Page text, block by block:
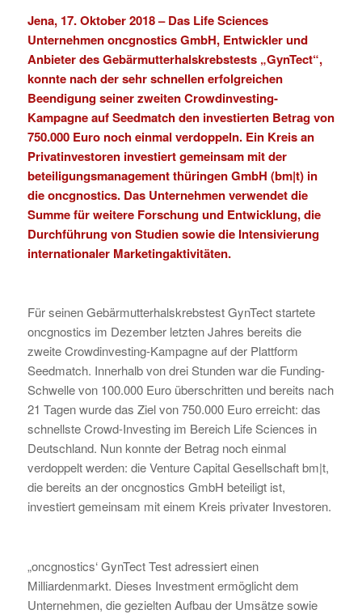
Jena, 17. Oktober 2018 –Das Life Sciences
Unternehmenoncgnostics GmbH, Entwickler und
Anbieter des Gebärmutterhalskrebstests „GynTect“,
konnte nach der sehr schnellen erfolgreichen
Beendigung seiner zweiten Crowdinvesting-
Kampagne aufSeedmatchden investierten Betrag von
750.000 Euro noch einmal verdoppeln. Ein Kreis an
Privatinvestoren investiert gemeinsam mit der
beteiligungsmanagement thüringen GmbH (bm|t)in
die oncgnostics. Das Unternehmen verwendet die
Summe für weitere Forschung und Entwicklung, die
Durchführung von Studien sowie die Intensivierung
internationaler Marketingaktivitäten.
Für seinen Gebärmutterhalskrebstest GynTect startete
oncgnostics im Dezember letzten Jahres bereits die
zweite Crowdinvesting-Kampagne auf der Plattform
Seedmatch. Innerhalb von drei Stunden war die Funding-
Schwelle von 100.000 Euro überschritten und bereits nach
21 Tagen wurde das Ziel von 750.000 Euro erreicht: das
schnellste Crowd-Investing im Bereich Life Sciences in
Deutschland. Nun konnte der Betrag noch einmal
verdoppelt werden: die Venture Capital Gesellschaft bm|t,
die bereits an der oncgnostics GmbH beteiligt ist,
investiert gemeinsam mit einem Kreis privater Investoren.
„oncgnostics‘ GynTect Test adressiert einen
Milliardenmarkt. Dieses Investment ermöglicht dem
Unternehmen, die gezielten Aufbau der Umsätze sowie